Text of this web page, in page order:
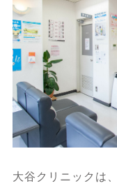
大谷クリニックは